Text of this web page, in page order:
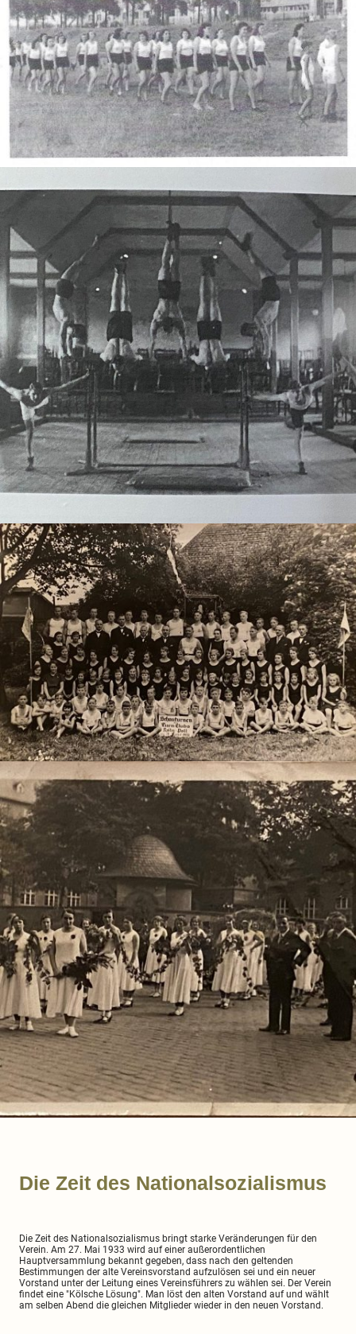
Die Zeit des Nationalsozialismus
Die Zeit des Nationalsozialismus bringt starke Veränderungen für den
Verein. Am 27. Mai 1933 wird auf einer außerordentlichen
Hauptversammlung bekannt gegeben, dass nach den geltenden
Bestimmungen der alte Vereinsvorstand aufzulösen sei und ein neuer
Vorstand unter der Leitung eines Vereinsführers zu wählen sei. Der Verein
findet eine "Kölsche Lösung". Man löst den alten Vorstand auf und wählt
am selben Abend die gleichen Mitglieder wieder in den neuen Vorstand.